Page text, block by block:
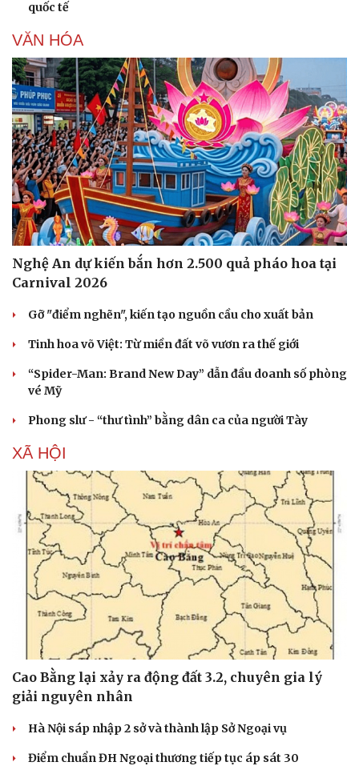
Văn hóa
Sân khấu - Điện ảnh
Âm nhạc
Nghệ sĩ
Sao Việt
quốc tế
VĂN HÓA
Nghệ An dự kiến bắn hơn 2.500 quả pháo hoa tại
Carnival 2026
Gỡ "điểm nghẽn", kiến tạo nguồn cầu cho xuất bản
Tinh hoa võ Việt: Từ miền đất võ vươn ra thế giới
“Spider-Man: Brand New Day” dẫn đầu doanh số phòng
vé Mỹ
Phong slư - “thư tình” bằng dân ca của người Tày
XÃ HỘI
Cao Bằng lại xảy ra động đất 3.2, chuyên gia lý
giải nguyên nhân
Hà Nội sáp nhập 2 sở và thành lập Sở Ngoại vụ
Điểm chuẩn ĐH Ngoại thương tiếp tục áp sát 30